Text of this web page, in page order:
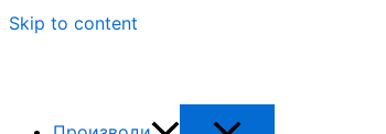
Skip to content